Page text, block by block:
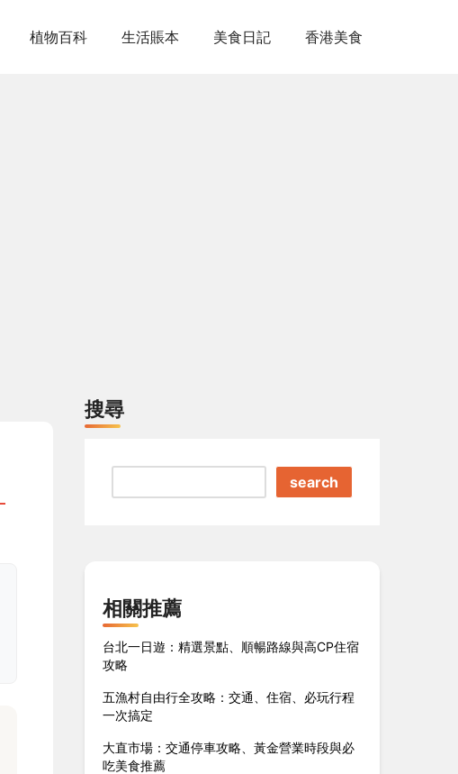
植物百科 生活賬本 美食日記 香港美食
搜尋
search
相關推薦
台北一日遊：精選景點、順暢路線與高CP住宿
攻略
五漁村自由行全攻略：交通、住宿、必玩行程
一次搞定
大直市場：交通停車攻略、黃金營業時段與必
吃美食推薦